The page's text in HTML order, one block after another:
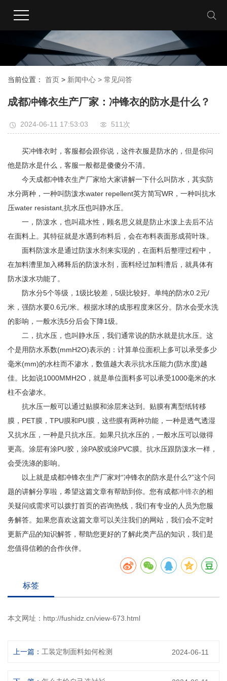
当前位置： 首页 > 新闻中心 > 常见问答
成都冲锋衣生产厂家：冲锋衣的防水是什么？
2024-06-11 17:53:03 511次
买冲锋衣时，客服都会跟你说，这件衣服是防水的，但是你问
他是防水是什么，客服一般都是傻傻分不清。
今天成都冲锋衣生产厂家给大家讲解一下什么叫防水，其实防
水分两种，一种叫防泼水water repellent英方简写WR，一种叫抗水
压water resistant,抗水压也叫静水压。
一，防泼水，也叫疏水性，顾名思义就是防止水泼上去后不沾
在面料上。其特征就是水遇到布料后，会在布料表面形成荷叶珠。
面料防泼水是通过防泼水剂来实现的，在面料后整理过程中，
在加料漕里加入稀释后的防泼水剂，面料经过加料漕后，就具体有
防水泼水功能了。
防水分5个等级，1级比较差，5级比较好。单纯的防水0.2元/
米，强防水要0.6元/米。根据水球的成形程度来区分。防水会受水洗
的影响，一般水洗5分后会下降1级。
二，抗水压，也叫静水压，我们通常说的防水就是抗水压。这
个是用防水系数(mmH2O)表示的：计算单位面积上多可以承受多少
毫米(mm)的水柱而不渗水，数值越大表示抗水压能力(防水度)越
佳。比如说1000MMH2O，就是单位面料多可以承受1000毫米的水
柱不会渗水。
抗水压一般可以通过贴膜和涂层来达到。贴膜有离型纸转移
膜，PET膜，TPU膜和PU膜，这些膜有两种功能，一种是透气透湿
又抗水压，一种是只抗水压。如果只抗水压的，一般水压可以做得
更高。涂层有涂PU胶，涂PA胶或涂PVC膜。抗水压跟防泼水一样，
会受洗涤的影响。
以上就是成都冲锋衣生产厂家对“冲锋衣的防水是什么?”这个问
题的讲解分享啦，希望这篇文章有帮助到你。您有成都冲锋衣的相
关疑问或需求可以拨打首页的咨询热线，我们有专业的人员为您服
务解答。如果您喜欢这篇文章可以关注我们的网站，我们会不定时
更新产品的知识解答，帮助您更好的了解此类产品的知识，我们是
您值得信赖的合作伙伴。
标签
本文网址： http://fushidz.cn/view-673.html
上一篇： 工装定制面料如何检测 2024-06-11